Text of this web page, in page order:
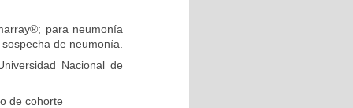
para neumonía
de neumonía.
Nacional de
de cohorte